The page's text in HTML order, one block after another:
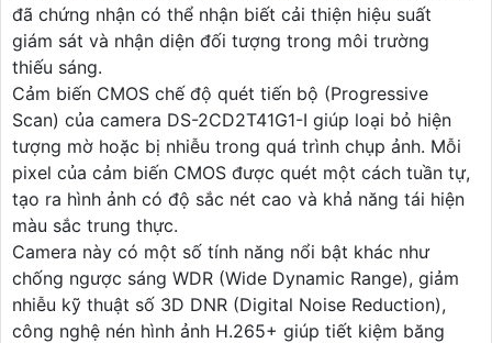
đã chứng nhận có thể nhận biết cải thiện hiệu suất
giám sát và nhận diện đối tượng trong môi trường
thiếu sáng.
Cảm biến CMOS chế độ quét tiến bộ (Progressive
Scan) của camera DS-2CD2T41G1-I giúp loại bỏ hiện
tượng mờ hoặc bị nhiễu trong quá trình chụp ảnh. Mỗi
pixel của cảm biến CMOS được quét một cách tuần tự,
tạo ra hình ảnh có độ sắc nét cao và khả năng tái hiện
màu sắc trung thực.
Camera này có một số tính năng nổi bật khác như
chống ngược sáng WDR (Wide Dynamic Range), giảm
nhiễu kỹ thuật số 3D DNR (Digital Noise Reduction),
công nghệ nén hình ảnh H.265+ giúp tiết kiệm băng